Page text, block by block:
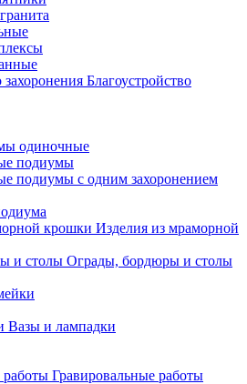
Благоустройство
одиночные
подиумы
подиумы с одним захоронением
Изделия из мраморной
Ограды, бордюры и столы
Вазы и лампадки
Гравировальные работы